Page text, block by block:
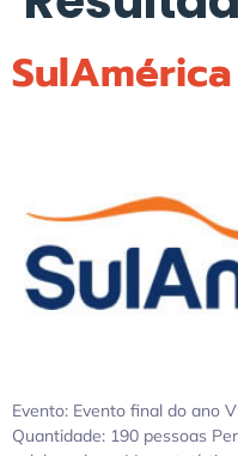
SulAmérica
Evento: Evento final do ano
Quantidade: 190 pessoas